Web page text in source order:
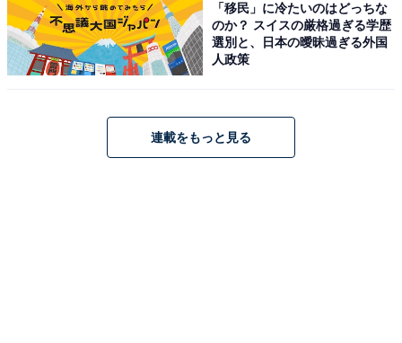
「移民」に冷たいのはどっちな
のか？ スイスの厳格過ぎる学歴
選別と、日本の曖昧過ぎる外国
人政策
連載をもっと見る